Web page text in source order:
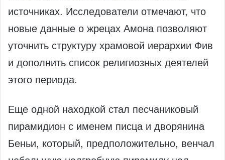
источниках. Исследователи отмечают, что
новые данные о жрецах Амона позволяют
уточнить структуру храмовой иерархии Фив
и дополнить список религиозных деятелей
этого периода.
Еще одной находкой стал песчаниковый
пирамидион с именем писца и дворянина
Беньи, который, предположительно, венчал